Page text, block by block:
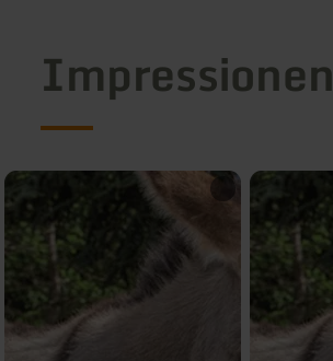
Impressionen